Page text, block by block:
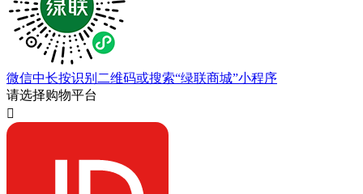
微信中长按识别二维码或搜索“绿联商城”小程序
请选择购物平台
